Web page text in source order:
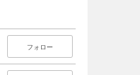
フォロー